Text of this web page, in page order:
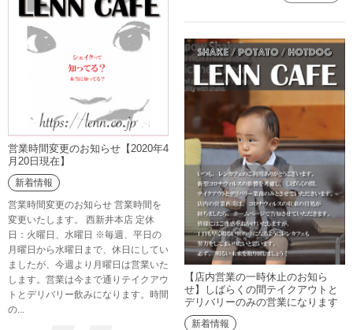
営業時間変更のお知らせ【2020年4
月20日現在】
新着情報
営業時間変更のお知らせ 営業時間を
変更いたします。 西新井本店 定休
日：火曜日、水曜日 ※毎週、平日の
月曜日から水曜日まで、休日にしてい
ましたが、今週より月曜日は営業いた
します。営業は今まで通りテイクアウ
トとデリバリー飲みになります。時間
の...
【店内営業の一時休止のお知ら
せ】しばらくの間テイクアウトと
デリバリーのみの営業になります
新着情報